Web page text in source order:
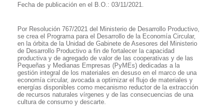
Fecha de publicación en el B.O.: 03/11/2021.
Por Resolución 767/2021 del Ministerio de Desarrollo Productivo,
se crea el Programa para el Desarrollo de la Economía Circular,
en la órbita de la Unidad de Gabinete de Asesores del Ministerio
de Desarrollo Productivo a fin de fortalecer la capacidad
productiva y de agregado de valor de las cooperativas y de las
Pequeñas y Medianas Empresas (PyMEs) dedicadas a la
gestión integral de los materiales en desuso en el marco de una
economía circular, avocada a optimizar el flujo de materiales y
energías disponibles como mecanismo reductor de la extracción
de recursos naturales vírgenes y de las consecuencias de una
cultura de consumo y descarte.